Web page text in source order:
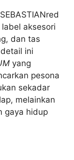
aksesori
dan tas
ini
yang
pesona
sekadar
melainkan
gaya hidup